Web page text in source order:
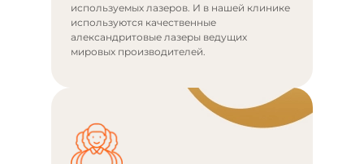
используемых лазеров. И в нашей клинике
используются качественные
александритовые лазеры ведущих
мировых производителей.